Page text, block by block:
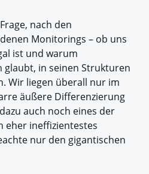
nach den
Monitorings – ob uns
ist und warum
glaubt, in seinen Strukturen
Wir liegen überall nur im
äußere Differenzierung
auch noch eines der
eher ineffizientestes
nur den gigantischen